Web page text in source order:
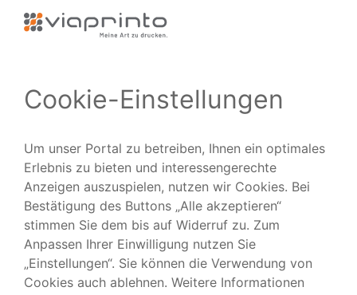
Folgen Sie uns